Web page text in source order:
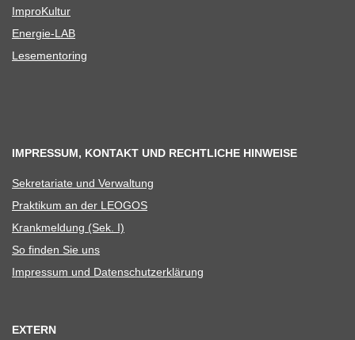
Impro­Kul­tur
Ener­­gie-LAB
Lese­men­to­ring
IMPRESSUM, KONTAKT UND RECHTLICHE HINWEISE
Sekre­ta­riate und Verwaltung
Prak­ti­kum an der LEOGOS
Krank­mel­dung (Sek. I)
So fin­den Sie uns
Impres­sum und Datenschutzerklärung
EXTERN